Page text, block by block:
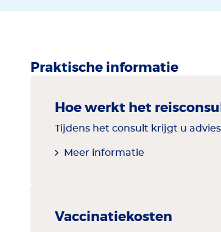
Praktische informatie
Hoe werkt het
Tijdens het consult krijgt u
Meer informatie
Vaccinatiekosten